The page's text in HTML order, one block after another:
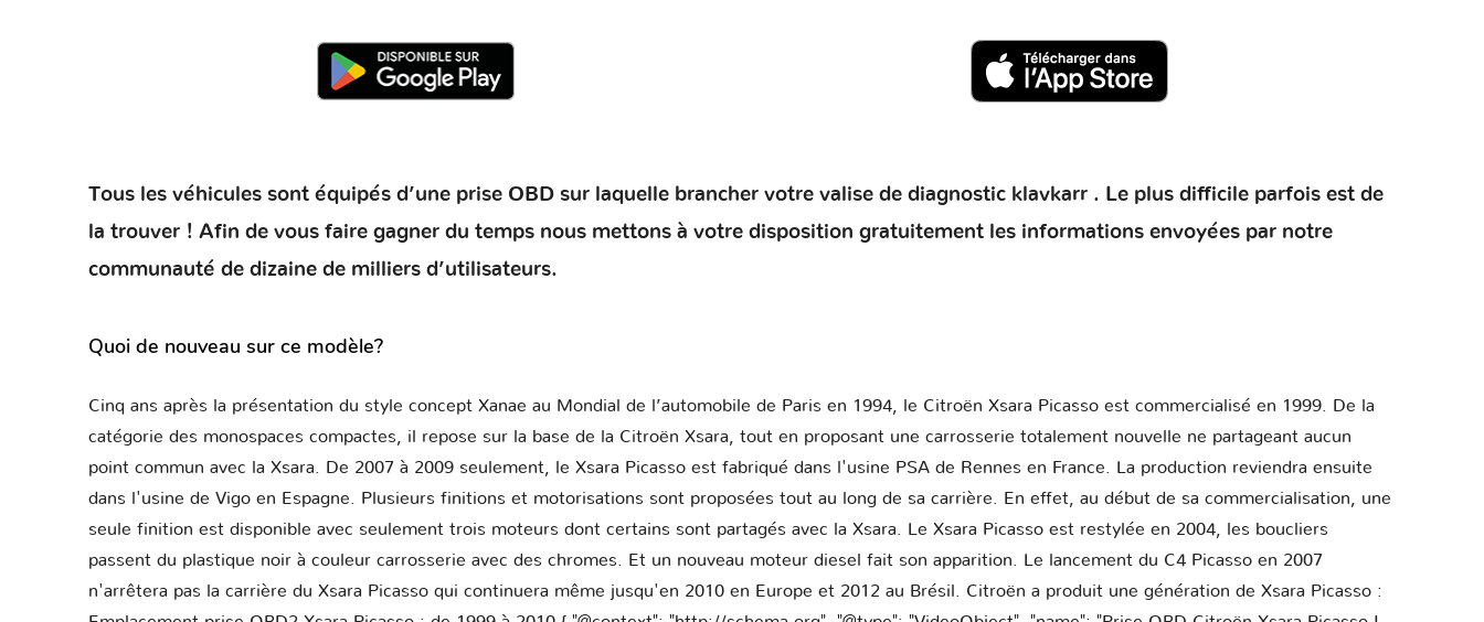
Tous les véhicules sont équipés d’une prise OBD sur laquelle brancher votre valise de diagnostic klavkarr . Le plus difficile parfois est de
la trouver ! Afin de vous faire gagner du temps nous mettons à votre disposition gratuitement les informations envoyées par notre
communauté de dizaine de milliers d’utilisateurs.
Quoi de nouveau sur ce modèle?
Cinq ans après la présentation du style concept Xanae au Mondial de l’automobile de Paris en 1994, le Citroën Xsara Picasso est commercialisé en 1999. De la
catégorie des monospaces compactes, il repose sur la base de la Citroën Xsara, tout en proposant une carrosserie totalement nouvelle ne partageant aucun
point commun avec la Xsara. De 2007 à 2009 seulement, le Xsara Picasso est fabriqué dans l'usine PSA de Rennes en France. La production reviendra ensuite
dans l'usine de Vigo en Espagne. Plusieurs finitions et motorisations sont proposées tout au long de sa carrière. En effet, au début de sa commercialisation, une
seule finition est disponible avec seulement trois moteurs dont certains sont partagés avec la Xsara. Le Xsara Picasso est restylée en 2004, les boucliers
passent du plastique noir à couleur carrosserie avec des chromes. Et un nouveau moteur diesel fait son apparition. Le lancement du C4 Picasso en 2007
n'arrêtera pas la carrière du Xsara Picasso qui continuera même jusqu'en 2010 en Europe et 2012 au Brésil. Citroën a produit une génération de Xsara Picasso :